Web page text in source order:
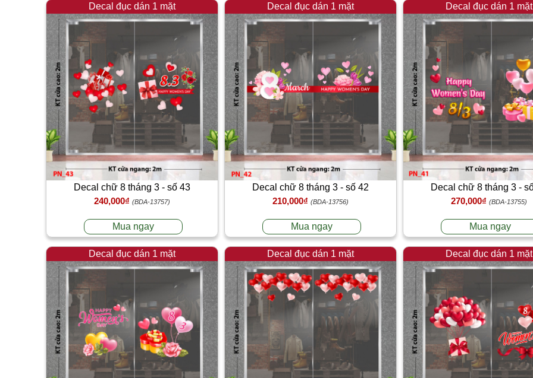
Decal đục dán 1 mặt
Decal chữ 8 tháng 3 - số 43
240,000₫ (BDA-13757)
Mua ngay
Decal đục dán 1 mặt
Decal chữ 8 tháng 3 - số 42
210,000₫ (BDA-13756)
Mua ngay
Decal đục dán 1 mặt
Decal chữ 8 tháng 3 -
270,000₫ (BDA-13755)
Mua ngay
Decal đục dán 1 mặt Decal đục dán 1 mặt Decal đục dán 1 mặt